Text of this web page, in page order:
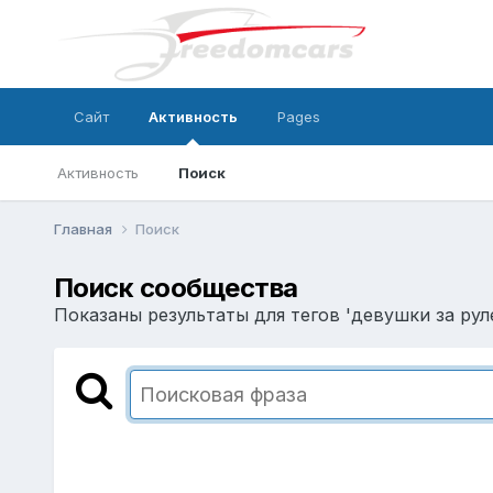
Сайт Активность
Активность Поиск
Pages
Главная Поиск
Поиск сообщества
Показаны результаты для тегов 'девушки за